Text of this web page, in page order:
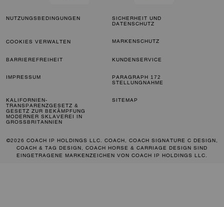
NUTZUNGSBEDINGUNGEN
SICHERHEIT UND
DATENSCHUTZ
COOKIES VERWALTEN MARKENSCHUTZ
BARRIEREFREIHEIT KUNDENSERVICE
IMPRESSUM
PARAGRAPH 172
STELLUNGNAHME
KALIFORNIEN-
TRANSPARENZGESETZ &
GESETZ ZUR BEKÄMPFUNG
MODERNER SKLAVEREI IN
GROSSBRITANNIEN
SITEMAP
©2026 COACH IP HOLDINGS LLC. COACH, COACH SIGNATURE C DESIGN,
COACH & TAG DESIGN, COACH HORSE & CARRIAGE DESIGN SIND
EINGETRAGENE MARKENZEICHEN VON COACH IP HOLDINGS LLC.